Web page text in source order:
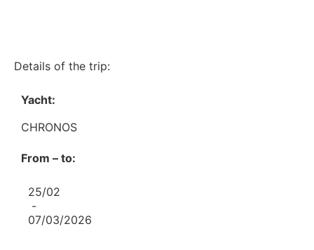
Details of the trip:
Yacht:
CHRONOS
From – to:
25/02
-
07/03/2026